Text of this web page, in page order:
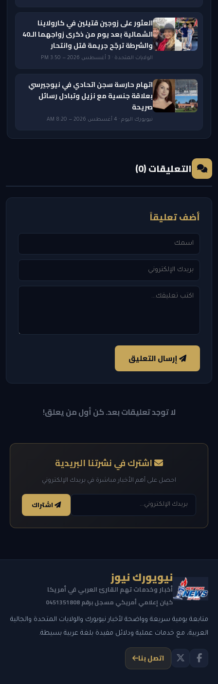
العثور على زوجين قتيلين في كارولاينا
الشمالية بعد يوم من ذكرى زواجهما الـ40
والشرطة ترجّح جريمة قتل وانتحار
الولايات المتحدة · 3 أغسطس 2026 — 3:50 PM
اتهام حارسة سجن اتحادي في نيوجيرسي
بعلاقة جنسية مع نزيل وتبادل رسائل
صريحة
نيويورك اليوم · 4 أغسطس 2026 — 8:20 AM
التعليقات (0)
أضف تعليقاً
إرسال التعليق
لا توجد تعليقات بعد. كن أول من يعلق!
اشترك في نشرتنا البريدية
احصل على أهم الأخبار مباشرة في بريدك الإلكتروني
اشتراك
نيويورك نيوز
أخبار وخدمات تهم القارئ العربي في أمريكا
كيان إعلامي أمريكي مسجل برقم 0451351808
متابعة يومية سريعة وواضحة لأخبار نيويورك والولايات المتحدة والجالية
العربية، مع خدمات عملية ودلائل مفيدة بلغة عربية بسيطة.
اتصل بنا